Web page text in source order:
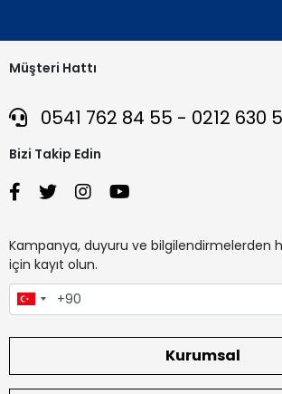
Müşteri Hattı
0541 762 84 55 - 0212 630
Bizi Takip Edin
Kampanya, duyuru ve bilgilendirmelerden
için kayıt olun.
Kurumsal